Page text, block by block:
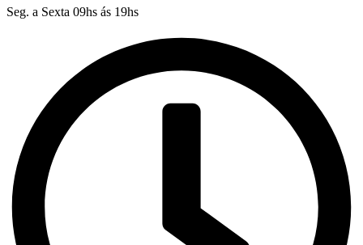
Seg. a Sexta 09hs ás 19hs